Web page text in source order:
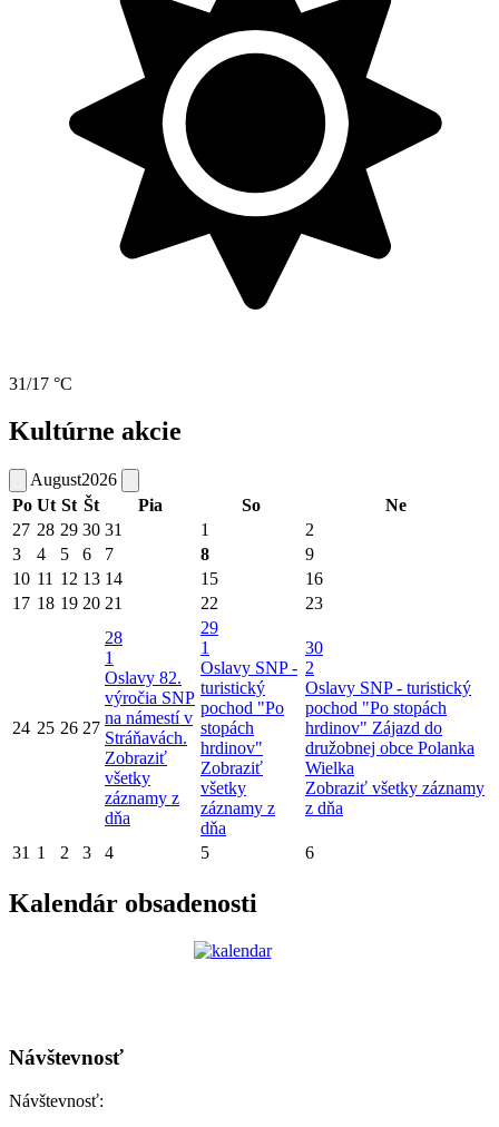
31/17 °C
Kultúrne akcie
August2026
Po Ut St Št Pia So
Ne
27 28 29 30 31 1
2
3
4 5 6 7 8
9
10 11 12 13 14 15
16
17 18 19 20 21 22 23
24 25 26 27
28
1
Oslavy 82.
výročia SNP
na námestí v
Stráňavách.
Zobraziť
všetky
záznamy z
dňa
29
1
Oslavy SNP -
turistický
pochod "Po
stopách
hrdinov"
Zobraziť
všetky
záznamy z
dňa
30
2
Oslavy SNP - turistický
pochod "Po stopách
hrdinov" Zájazd do
družobnej obce Polanka
Wielka
Zobraziť všetky záznamy
z dňa
31 1 2 3 4 5 6
Kalendár obsadenosti
Návštevnosť
Návštevnosť: